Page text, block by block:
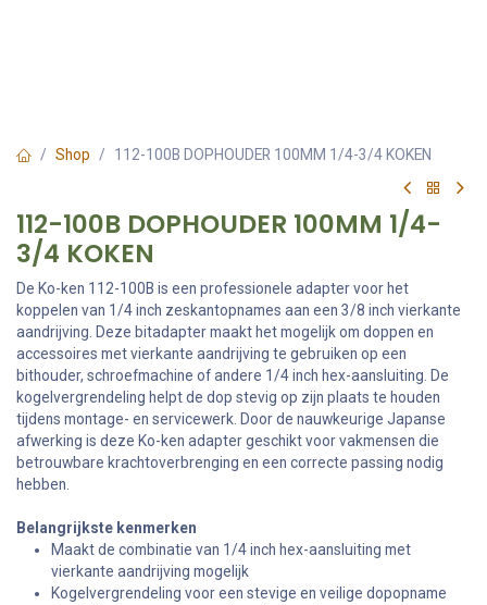
Shop 112-100B DOPHOUDER 100MM 1/4-3/4 KOKEN
112-100B DOPHOUDER 100MM 1/4-
3/4 KOKEN
De Ko-ken 112-100B is een professionele adapter voor het
koppelen van 1/4 inch zeskantopnames aan een 3/8 inch vierkante
aandrijving. Deze bitadapter maakt het mogelijk om doppen en
accessoires met vierkante aandrijving te gebruiken op een
bithouder, schroefmachine of andere 1/4 inch hex-aansluiting. De
kogelvergrendeling helpt de dop stevig op zijn plaats te houden
tijdens montage- en servicewerk. Door de nauwkeurige Japanse
afwerking is deze Ko-ken adapter geschikt voor vakmensen die
betrouwbare krachtoverbrenging en een correcte passing nodig
hebben.
Belangrijkste kenmerken
Maakt de combinatie van 1/4 inch hex-aansluiting met
vierkante aandrijving mogelijk
Kogelvergrendeling voor een stevige en veilige dopopname